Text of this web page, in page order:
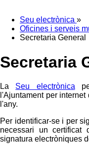
Seu electrònica »
Oficines i serveis
Secretaria General
Secretaria
La Seu electrònica
l'Ajuntament per
l'any.
Per identificar-se i per
necessari un certificat
signatura electròniques